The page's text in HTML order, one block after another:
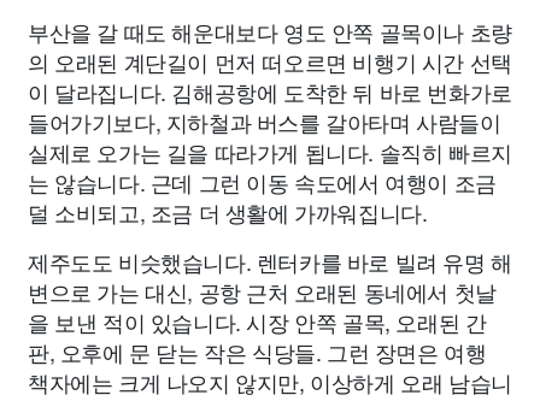
부산을 갈 때도 해운대보다 영도 안쪽 골목이나 초량
의 오래된 계단길이 먼저 떠오르면 비행기 시간 선택
이 달라집니다. 김해공항에 도착한 뒤 바로 번화가로
들어가기보다, 지하철과 버스를 갈아타며 사람들이
실제로 오가는 길을 따라가게 됩니다. 솔직히 빠르지
는 않습니다. 근데 그런 이동 속도에서 여행이 조금
덜 소비되고, 조금 더 생활에 가까워집니다.
제주도도 비슷했습니다. 렌터카를 바로 빌려 유명 해
변으로 가는 대신, 공항 근처 오래된 동네에서 첫날
을 보낸 적이 있습니다. 시장 안쪽 골목, 오래된 간
판, 오후에 문 닫는 작은 식당들. 그런 장면은 여행
책자에는 크게 나오지 않지만, 이상하게 오래 남습니